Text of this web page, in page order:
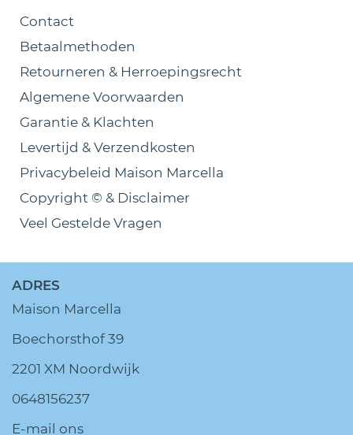
Contact
Betaalmethoden
Retourneren & Herroepingsrecht
Algemene Voorwaarden
Garantie & Klachten
Levertijd & Verzendkosten
Privacybeleid Maison Marcella
Copyright © & Disclaimer
Veel Gestelde Vragen
ADRES
Maison Marcella
Boechorsthof 39
2201 XM Noordwijk
0648156237
E-mail ons